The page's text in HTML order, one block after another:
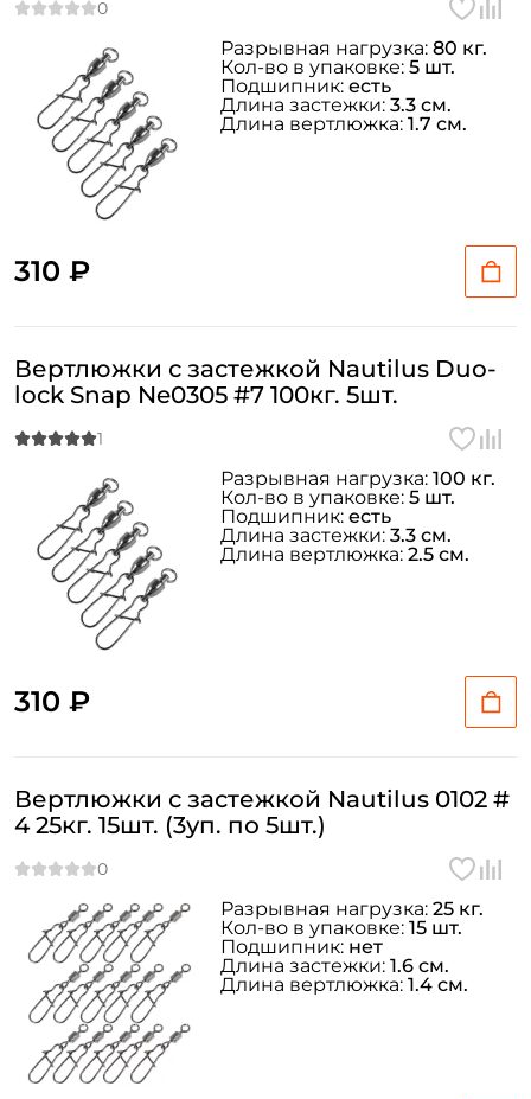
310 ₽
Разрывная нагрузка: 80 кг.
Кол-во в упаковке: 5 шт.
Подшипник: есть
Длина застежки: 3.3 см.
Длина вертлюжка: 1.7 см.
Вертлюжки с застежкой Nautilus Duo-
lock Snap Ne0305 #7 100кг. 5шт.
310 ₽
Разрывная нагрузка: 100 кг.
Кол-во в упаковке: 5 шт.
Подшипник: есть
Длина застежки: 3.3 см.
Длина вертлюжка: 2.5 см.
Вертлюжки с застежкой Nautilus 0102 #
4 25кг. 15шт. (3уп. по 5шт.)
Разрывная нагрузка: 25 кг.
Кол-во в упаковке: 15 шт.
Подшипник: нет
Длина застежки: 1.6 см.
Длина вертлюжка: 1.4 см.